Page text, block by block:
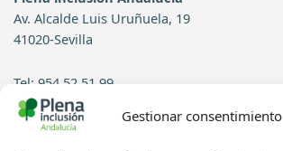
Gestionar consentimiento
Av. Alcalde Luis Uruñuela, 19
41020-Sevilla
Tel: 954 52 51 99
Contacto